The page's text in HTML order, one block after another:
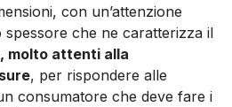
con un’attenzione
che ne caratterizza il
molto attenti alla
, per rispondere alle
consumatore che deve fare i